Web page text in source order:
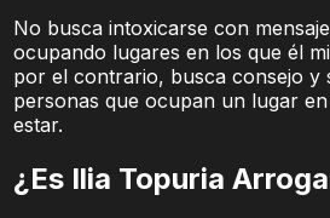
No busca intoxicarse con
ocupando lugares en los que él
por el contrario, busca consejo y
personas que ocupan un lugar
estar.
¿Es Ilia Topuria